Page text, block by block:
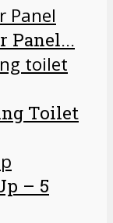
Panel...
Toilet
– 5